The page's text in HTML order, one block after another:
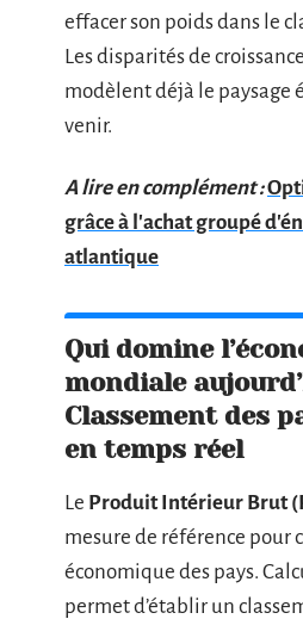
effacer son poids dans le
Les disparités de
modèlent déjà le paysage
venir.
A lire en complément :
grâce à l'achat groupé
atlantique
Qui domine
mondiale
Classement des
en temps réel
Le Produit Intérieur Brut
mesure de référence pour
économique des pays.
permet d’établir un